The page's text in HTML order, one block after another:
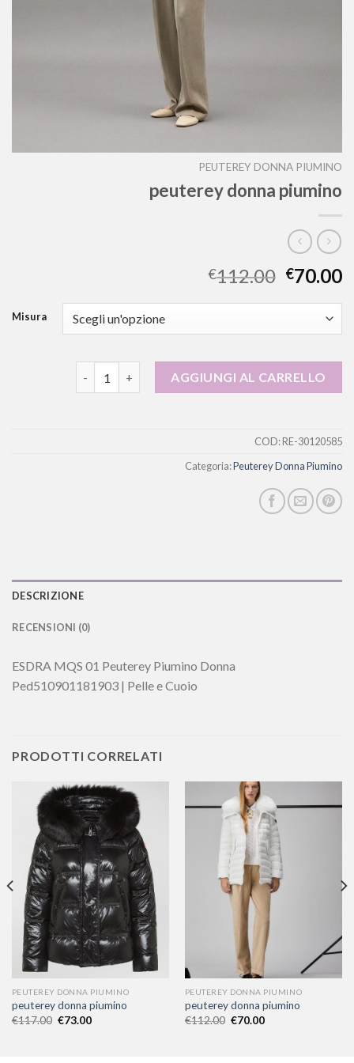
PEUTEREY DONNA PIUMINO
peuterey donna piumino
€112.00 €70.00
Misura
AGGIUNGI AL CARRELLO
COD:RE-30120585
Categoria:Peuterey Donna Piumino
DESCRIZIONE
RECENSIONI (0)
ESDRA MQS 01 Peuterey Piumino Donna
Ped510901181903 | Pelle e Cuoio
PRODOTTI CORRELATI
PEUTEREY DONNA PIUMINO
peuterey donna piumino
€117.00 €73.00
PEUTEREY DONNA PIUMINO
peuterey donna piumino
€112.00 €70.00